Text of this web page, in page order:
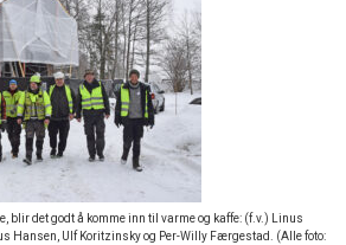
blir det godt å komme inn til varme og kaffe: (f.v.) Linus
Hansen, Ulf Koritzinsky og Per-Willy Færgestad. (Alle foto: